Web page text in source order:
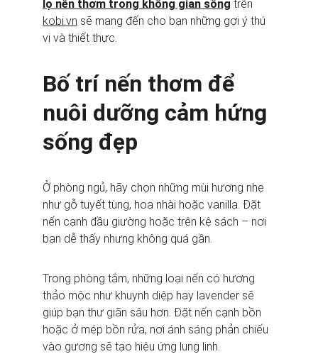
lọ nến thơm trong không gian sống trên
kobi.vn sẽ mang đến cho bạn những gợi ý thú
vị và thiết thực.
Bố trí nến thơm để
nuôi dưỡng cảm hứng
sống đẹp
Ở phòng ngủ, hãy chọn những mùi hương nhẹ
như gỗ tuyết tùng, hoa nhài hoặc vanilla. Đặt
nến cạnh đầu giường hoặc trên kệ sách – nơi
bạn dễ thấy nhưng không quá gần.
Trong phòng tắm, những loại nến có hương
thảo mộc như khuynh diệp hay lavender sẽ
giúp bạn thư giãn sâu hơn. Đặt nến cạnh bồn
hoặc ở mép bồn rửa, nơi ánh sáng phản chiếu
vào gương sẽ tạo hiệu ứng lung linh.